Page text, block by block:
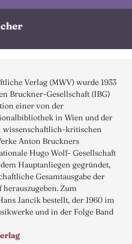
Verlag (MWV) wurde 1933
Bruckner-Gesellschaft (IBG)
einer von der
in Wien und der
wissenschaftlich-kritischen
Anton Bruckners
Hugo Wolf- Gesellschaft
Hauptanliegen gegründet,
Gesamtausgabe der
Zum
Jancik bestellt, der 1960 im
und in der Folge Band